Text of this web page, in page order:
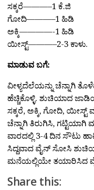
ಸಕ್ಕರೆ———–1 ಕೆ.ಜಿ
ಗೋದಿ———–1 ಹಿಡಿ
ಅಕ್ಕಿ————-1 ಹಿಡಿ
ಯೀಸ್ಟ್———–2-3 ಕಾಳು.
ಮಾಡುವ ಬಗೆ:
ವೀಳ್ಯದೆಲೆಯನ್ನು ಚೆನ್ನಾಗಿ
ಹೆಚ್ಚಿಕೊಳ್ಳಿ. ಶುಚಿಯಾದ
ಸಕ್ಕರೆ, ಅಕ್ಕಿ, ಗೋದಿ, ಯೀಸ್ಟ್
ಚೆನ್ನಾಗಿ ತಿರುಗಿಸಿ, ಗಟ್ಟಿಯಾಗಿ
ವಾರದಲ್ಲಿ 3-4 ದಿನ ಸೌಟು
ಸಿದ್ದವಾದ ವೈನ್ ಸೋಸಿ
ಮನೆಯಲ್ಲಿಯೇ ತಯಾರಿಸಿದ
Share this: